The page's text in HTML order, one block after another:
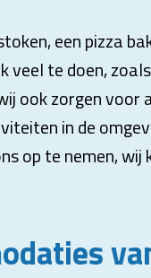
een pizza
veel te doen,
ook zorgen
in de
op te nemen, wij